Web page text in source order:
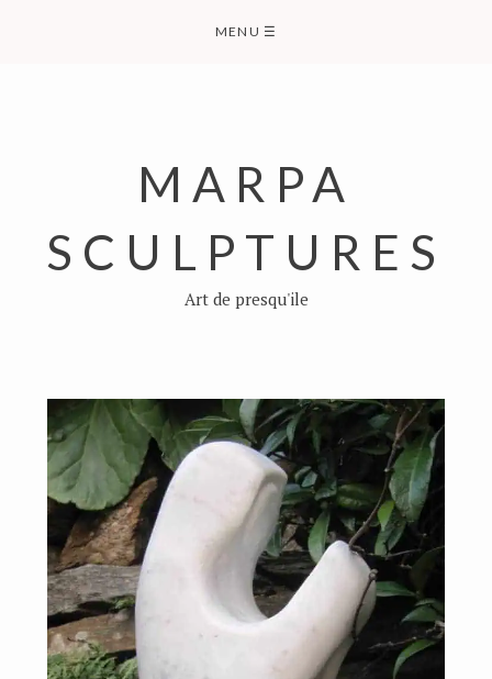
MENU ☰
MARPA
SCULPTURES
Art de presqu'ile